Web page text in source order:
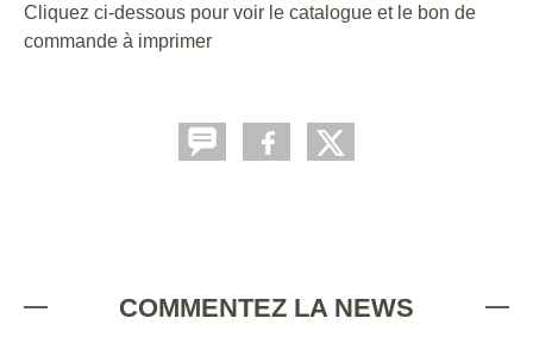
Cliquez ci-dessous pour voir le catalogue et le bon de
commande à imprimer
COMMENTEZ LA NEWS